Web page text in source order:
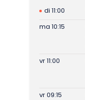
di 11:00
ma 10:15
vr 11:00
vr 09:15